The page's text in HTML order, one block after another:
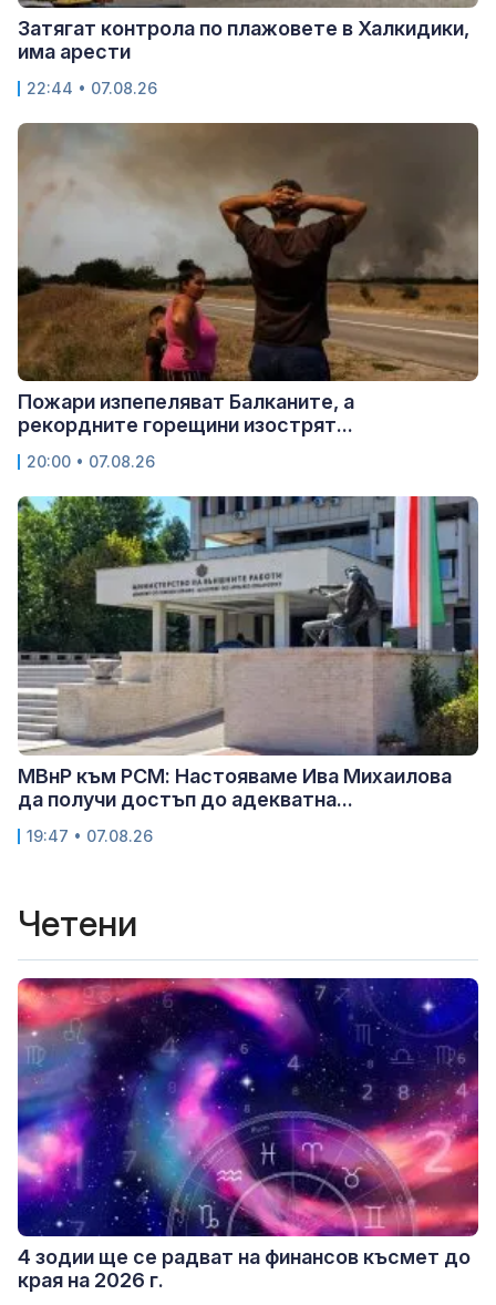
Затягат контрола по плажовете в Халкидики,
има арести
22:44 • 07.08.26
Пожари изпепеляват Балканите, а
рекордните горещини изострят...
20:00 • 07.08.26
МВнР към РСМ: Настояваме Ива Михаилова
да получи достъп до адекватна...
19:47 • 07.08.26
Четени
4 зодии ще се радват на финансов късмет до
края на 2026 г.